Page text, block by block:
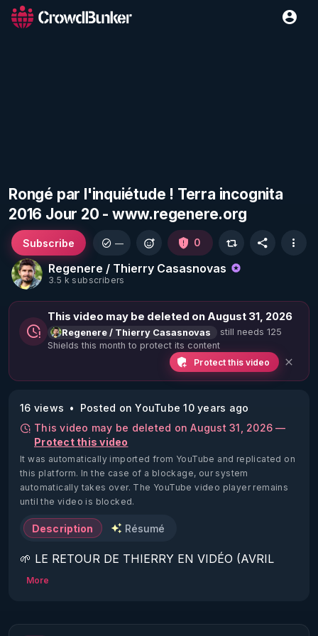
Rongé par l'inquiétude ! Terra incognita
2016 Jour 20 - www.regenere.org
Regenere / Thierry Casasnovas
3.5 k subscribers
Subscribe — 0
This video may be deleted on August 31, 2026
Regenere / Thierry Casasnovas
still needs 125
Shields this month to protect its content
Protect this video
16 views
Posted on YouTube 10 years ago
This video may be deleted on August 31, 2026 —
Protect this video
It was automatically imported from YouTube and replicated on
this platform. In the case of a blockage, our system
automatically takes over. The YouTube video player remains
until the video is blocked.
Description Résumé
🌱 LE RETOUR DE THIERRY EN VIDÉO (AVRIL
2022)!
https://www.rgnr.fr/presentation.html
More